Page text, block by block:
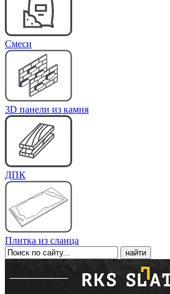
Cмеси
3D панели из камня
ДПК
Плитка из сланца